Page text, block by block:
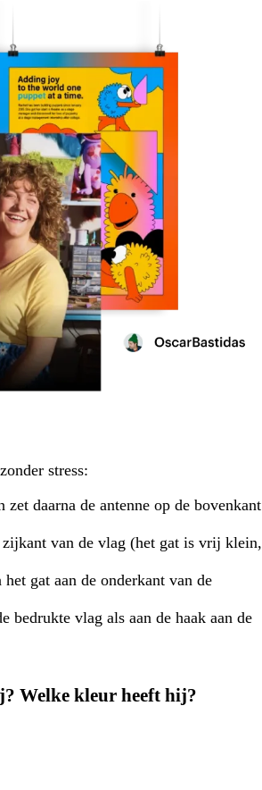
stress:
daarna de antenne op de bovenkant
zijkant van de vlag (het gat is vrij klein,
gat aan de onderkant van de
bedrukte vlag als aan de haak aan de
Welke kleur heeft hij?